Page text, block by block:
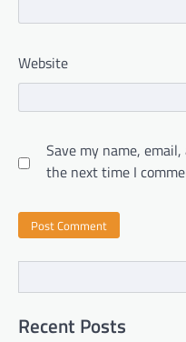
Website
Save my name,
the next time I
Recent Posts